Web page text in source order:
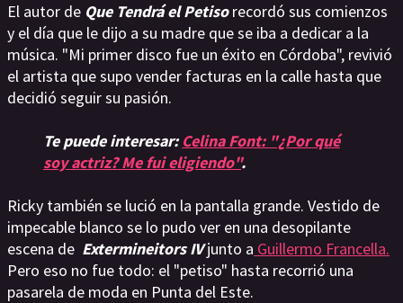
El autor de Que Tendrá el Petisorecordó sus comienzos
y el día que le dijo a su madre que se iba a dedicar a la
música. "Mi primer disco fue un éxito en Córdoba", revivió
el artista que supo vender facturas en la calle hasta que
decidió seguir su pasión.
Te puede interesar:Celina Font: "¿Por qué
soy actriz? Me fui eligiendo".
Ricky también se lució en la pantalla grande. Vestido de
impecable blanco se lo pudo ver en una desopilante
escena de Extermineitors IVjunto a Guillermo Francella.
Pero eso no fue todo: el "petiso" hasta recorrió una
pasarela de moda en Punta del Este.